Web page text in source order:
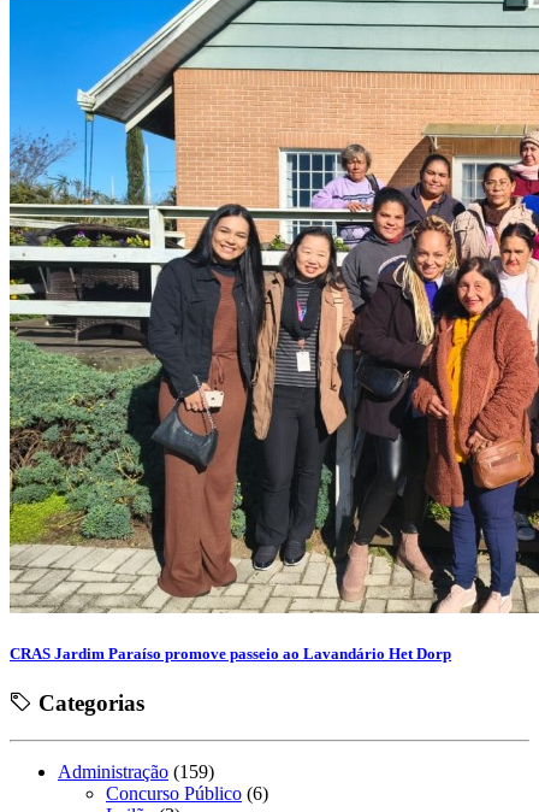
CRAS Jardim Paraíso promove passeio ao Lavandário Het Dorp
Categorias
Administração (159)
Concurso Público (6)